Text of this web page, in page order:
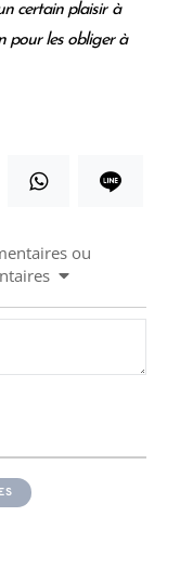
certain plaisir à
pour les obliger à
ou